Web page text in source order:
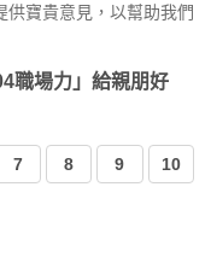
供寶貴意見，以幫助我們
職場力」給親朋好
7 8 9 10